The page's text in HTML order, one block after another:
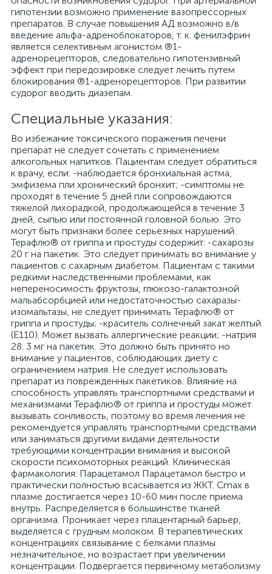
гипотензии возможно применение вазопрессорных
препаратов. В случае повышения АД возможно в/в
введение альфа-адреноблокаторов, т. к. фенилэфрин
является селективным агонистом ®1-
адренорецепторов, следовательно гипотензивный
эффект при передозировке следует лечить путем
блокирования ®1-адренорецепторов. При развитии
судорог вводить диазепам.
Специальные указания:
Во избежание токсического поражения печени
препарат не следует сочетать с применением
алкогольных напитков. Пациентам следует обратиться
к врачу, если: -наблюдается бронхиальная астма,
эмфизема пли хронический бронхит; -симптомы не
проходят в течение 5 дней пли сопровождаются
тяжелой лихорадкой, продолжающейся в течение 3
дней, сыпью или постоянной головной болью. Это
могут быть признаки более серьезных нарушений.
Терафлю® от гриппа и простуды содержит: -сахарозы
20 г на пакетик. Это следует принимать во внимание у
пациентов с сахарным диабетом. Пациентам с такими
редкими наследственными проблемами, как
непереносимость фруктозы, глюкозо-галактозной
мальабсорбцией или недостаточностью сахаразы-
изомальтазы, не следует принимать Терафлю® от
гриппа и простуды; -краситель солнечный закат желтый
(Е110). Может вызвать аллергические реакции; -натрия
28. 3 мг на пакетик. Это должно быть принято но
внимание у пациентов, соблюдающих диету с
ограничением натрия. Не следует использовать
препарат из поврежденных пакетиков. Влияние на
способность управлять транспортными средствами и
механизмами Терафлю® от гриппа и простуды может
вызывать сонливость, поэтому во время лечения не
рекомендуется управлять транспортными средствами
или заниматься другими видами деятельности
требующими концентрации внимания и высокой
скорости психомоторных реакций. Клиническая
фармакология: Парацетамол Парацетамол быстро и
практически полностью всасывается из ЖКТ. Cmax в
плазме достигается через 10-60 мин после приема
внутрь. Распределяется в большинстве тканей
организма. Проникает через плацентарный барьер,
выделяется с грудным молоком. В терапевтических
концентрациях связывание с белками плазмы
незначительное, но возрастает при увеличении
концентрации. Подвергается первичному метаболизму